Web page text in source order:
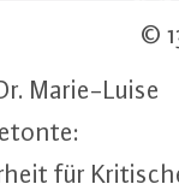
©
Ma­rie-Lui­se
für